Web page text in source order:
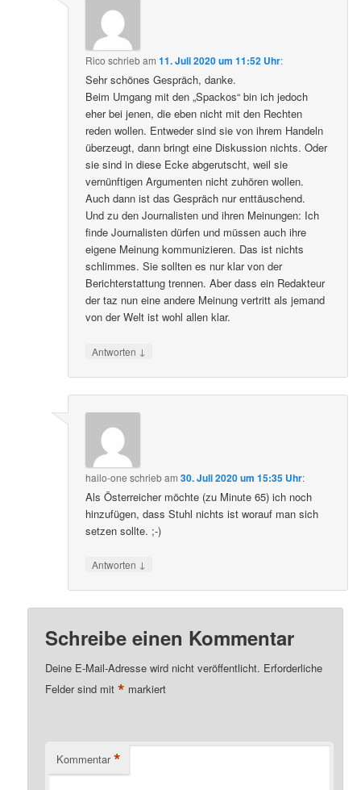
Rico schriebam11. Juli 2020 um 11:52 Uhr:
Sehr schönes Gespräch, danke.
Beim Umgang mit den „Spackos“ bin ich jedoch
eher bei jenen, die eben nicht mit den Rechten
reden wollen. Entweder sind sie von ihrem Handeln
überzeugt, dann bringt eine Diskussion nichts. Oder
sie sind in diese Ecke abgerutscht, weil sie
vernünftigen Argumenten nicht zuhören wollen.
Auch dann ist das Gespräch nur enttäuschend.
Und zu den Journalisten und ihren Meinungen: Ich
finde Journalisten dürfen und müssen auch ihre
eigene Meinung kommunizieren. Das ist nichts
schlimmes. Sie sollten es nur klar von der
Berichterstattung trennen. Aber dass ein Redakteur
der taz nun eine andere Meinung vertritt als jemand
von der Welt ist wohl allen klar.
Antworten ↓
hailo-one schriebam30. Juli 2020 um 15:35 Uhr:
Als Österreicher möchte (zu Minute 65) ich noch
hinzufügen, dass Stuhl nichts ist worauf man sich
setzen sollte. ;-)
Antworten ↓
Schreibe einen Kommentar
Deine E-Mail-Adresse wird nicht veröffentlicht. Erforderliche
Felder sind mit* markiert
Kommentar *